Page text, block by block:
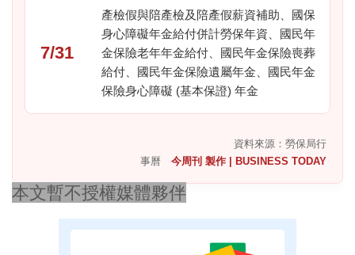
7/31
產檢假與陪產檢及陪產假薪資補助、國保
身心障礙年金給付併計勞保年資、國民年
金保險老年年金給付、國民年金保險喪葬
給付、國民年金保險遺屬年金、國民年金
保險身心障礙 (基本保證) 年金
資料來源：勞保局行
事曆 今周刊 製作 | BUSINESS TODAY
本文暫不授權媒體夥伴